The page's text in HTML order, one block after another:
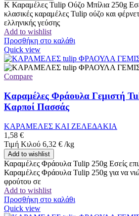
Κ Καραμέλες Tulip Ούζο Μπίλια 250g
κλασικές καραμέλες Tulip ούζο και
ελληνικής γεύσης
Add to wishlist
Προσθήκη στο καλάθι
Quick view
Compare
Καραμέλες Φράουλα Γεμιστή
Καρποί Πασσάς
ΚΑΡΑΜΕΛΕΣ ΚΑΙ ΖΕΛΕΔΑΚΙΑ
1,58 €
Τιμή Κιλού 6,32 € /kg
Add to wishlist
Καραμέλες Φράουλα Tulip 250g Εσείς
Καραμέλες Φράουλα Tulip 250g για να
φρούτου σε
Add to wishlist
Προσθήκη στο καλάθι
Quick view